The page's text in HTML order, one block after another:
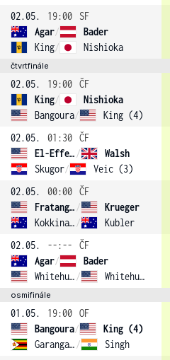
02.05.
19:00
SF
Agar/
Bader
King/ Nishioka
čtvrtfinále
02.05. 19:00 ČF
King/
Nishioka
Bangoura/ King (4)
02.05.
01:30 ČF
El-Effendi /
Walsh
Skugor/ Veic (3)
02.05.
00:00 ČF
Fratangelo /
Krueger
Kokkinakis / Kubler
02.05.
--:--
ČF
Agar/
Bader
Whitehurst / Whitehurst (1)
osmifinále
01.05. 19:00 OF
Bangoura/
King (4)
Garanganga / Singh